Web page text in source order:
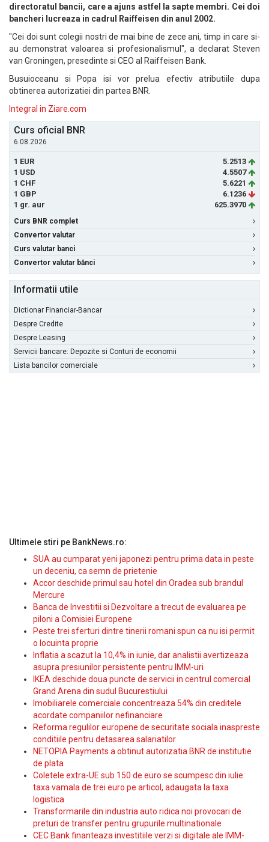
directoratul bancii, care a ajuns astfel la sapte membri. Cei doi
bancheri lucreaza in cadrul Raiffeisen din anul 2002.
"Cei doi sunt colegii nostri de mai bine de zece ani, timp in care si-
au demonstrat valoarea si profesionalismul", a declarat Steven
van Groningen, presedinte si CEO al Raiffeisen Bank.
Busuioceanu si Popa isi vor prelua efectiv atributiile dupa
obtinerea autorizatiei din partea BNR.
Integral in Ziare.com
Curs oficial BNR
6.08.2026
1 EUR
5.2513
1 USD
4.5507
1 CHF
5.6221
1 GBP
6.1236
1 gr. aur
625.3970
Curs BNR complet
Convertor valutar
Curs valutar banci
Convertor valutar bănci
Informatii utile
Dictionar Financiar-Bancar
Despre Credite
Despre Leasing
Servicii bancare: Depozite si Conturi de economii
Lista bancilor comerciale
Ultimele stiri pe BankNews.ro:
SUA au cumparat yeni japonezi pentru prima data in peste
un deceniu, ca semn de prietenie
Accor deschide primul sau hotel din Oradea sub brandul
Mercure
Banca de Investitii si Dezvoltare a trecut de evaluarea pe
piloni a Comisiei Europene
Peste trei sferturi dintre tinerii romani spun ca nu isi permit
o locuinta proprie
Inflatia a scazut la 10,4% in iunie, dar analistii avertizeaza
asupra presiunilor persistente pentru IMM-uri
IKEA deschide doua puncte de servicii in centrul comercial
Grand Arena din sudul Bucurestiului
Imobiliarele comerciale concentreaza 54% din creditele
acordate companiilor nefinanciare
Reforma regulilor europene de securitate sociala inaspreste
conditiile pentru detasarea salariatilor
NETOPIA Payments a obtinut autorizatia BNR de institutie
de plata
Coletele extra-UE sub 150 de euro se scumpesc din iulie:
taxa vamala de trei euro pe articol, adaugata la taxa
logistica
Transformarile din industria auto ridica noi provocari de
preturi de transfer pentru grupurile multinationale
CEC Bank finanteaza investitiile verzi si digitale ale IMM-